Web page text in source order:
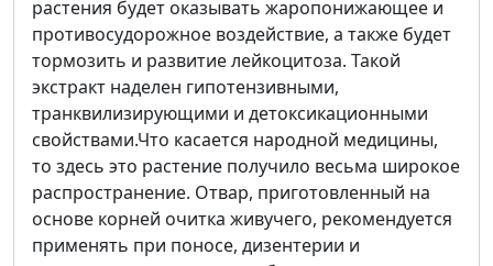
растения будет оказывать жаропонижающее и
противосудорожное воздействие, а также будет
тормозить и развитие лейкоцитоза. Такой
экстракт наделен гипотензивными,
транквилизирующими и детоксикационными
свойствами.Что касается народной медицины,
то здесь это растение получило весьма широкое
распространение. Отвар, приготовленный на
основе корней очитка живучего, рекомендуется
применять при поносе, дизентерии и